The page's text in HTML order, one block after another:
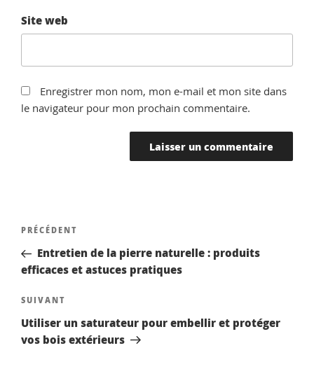
Site web
Enregistrer mon nom, mon e-mail et mon site dans
le navigateur pour mon prochain commentaire.
Navigation
l’article
Article
précédent
PRÉCÉDENT
Entretien de la pierre naturelle : produits
efficaces et astuces pratiques
Article
suivant
SUIVANT
Utiliser un saturateur pour embellir et protéger
vos bois extérieurs